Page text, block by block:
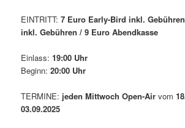
EINTRITT:7 Euro Early-Bird inkl.
inkl. Gebühren / 9 Euro Abendkasse
Einlass:19:00 Uhr
Beginn:20:00 Uhr
TERMINE: jeden Mittwoch Open-Air vom
03.09.2025